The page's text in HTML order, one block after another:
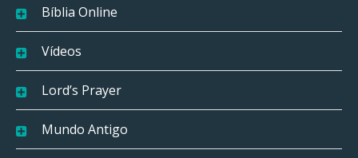
Bíblia Online
Vídeos
Lord’s Prayer
Mundo Antigo